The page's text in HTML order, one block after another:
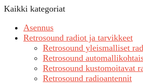
Kaikki kategoriat
Asennus
Retrosound radiot ja tarvikkeet
Retrosound yleismalliset
Retrosound
Retrosound kustomoitavat
Retrosound radioantennit